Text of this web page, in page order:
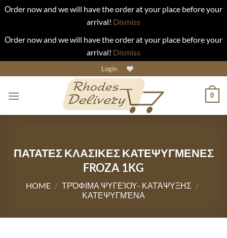
Οrder now and we will have the order at your place before your
arrival! Dismiss
Οrder now and we will have the order at your place before your
arrival! Dismiss
to
content
Login
0
ΠΑΤΑΤΕΣ ΚΛΑΣΙΚΕΣ ΚΑΤΕΨΥΓΜΕΝΕΣ
FROZA 1KG
HOME / ΤΡΌΦΙΜΑ ΨΥΓΕΊΟΥ- ΚΑΤΆΨΥΞΗΣ /
ΚΑΤΕΨΥΓΜΈΝΑ